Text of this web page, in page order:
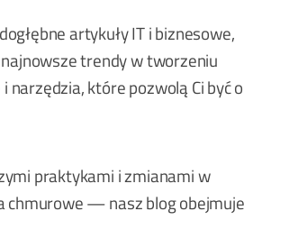
artykuły IT i biznesowe,
trendy w tworzeniu
które pozwolą Ci być o
praktykami i zmianami w
chmurowe — nasz blog obejmuje